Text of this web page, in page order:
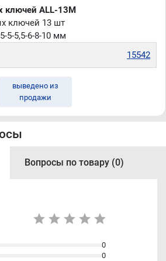
ключей ALL-13M
ключей 13 шт
5-5,5-6-8-10 мм
15542
выведено из
продажи
Вопросы по товару (0)
0
0